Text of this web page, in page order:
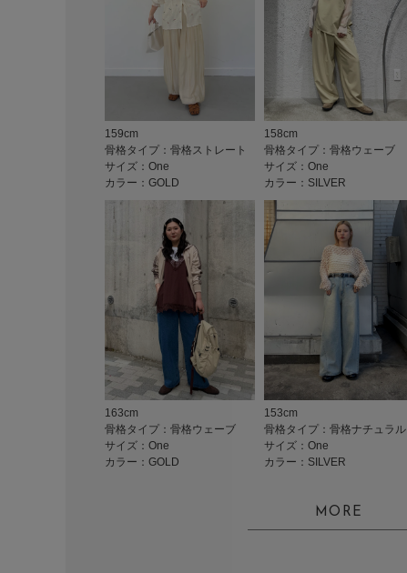
159cm
骨格タイプ：骨格ストレート
サイズ：One
カラー：GOLD
163cm
骨格タイプ：骨格ウェーブ
サイズ：One
カラー：GOLD
158cm
骨格タイプ：骨格ウェーブ
サイズ：One
カラー：SILVER
153cm
骨格タイプ：骨格ナチュラル
サイズ：One
カラー：SILVER
MORE